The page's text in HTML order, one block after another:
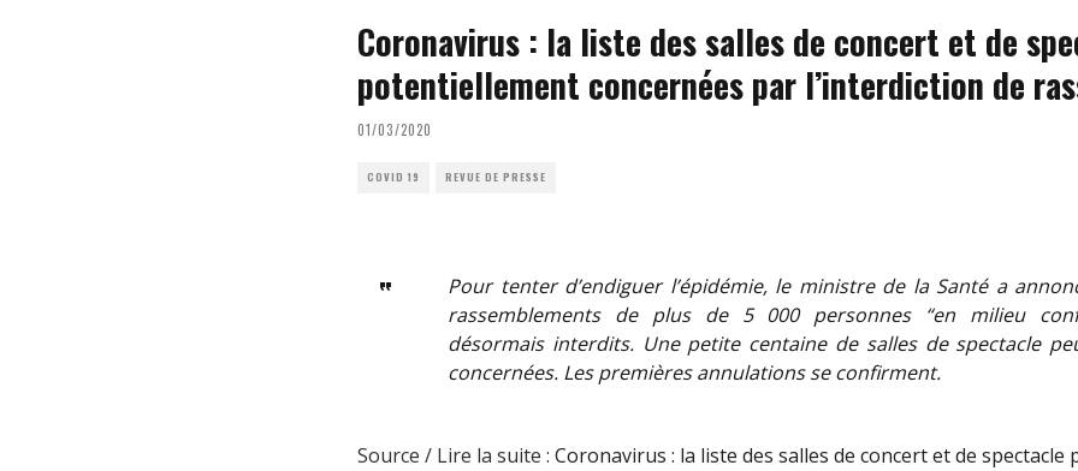
Coronavirus : la liste des salles de concert et de
potentiellement concernées par l’interdiction de
01/03/2020
COVID 19 REVUE DE PRESSE
Pour tenter d’endiguer l’épidémie, le ministre de la Santé a
rassemblements de plus de 5 000 personnes “en milieu
désormais interdits. Une petite centaine de salles de spectacle
concernées. Les premières annulations se confirment.
Source / Lire la suite : Coronavirus : la liste des salles de concert et de